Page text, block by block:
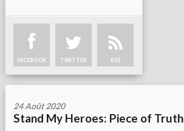
FACEBOOK TWITTER RSS
24 Août 2020
Stand My Heroes: Piece of Truth